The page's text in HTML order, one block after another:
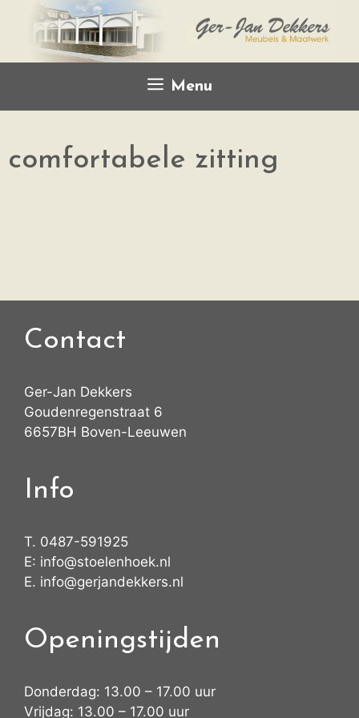
Menu
comfortabele zitting
Contact
Ger-Jan Dekkers
Goudenregenstraat 6
6657BH Boven-Leeuwen
Info
T. 0487-591925
E: info@stoelenhoek.nl
E. info@gerjandekkers.nl
Openingstijden
Donderdag: 13.00 – 17.00 uur
Vrijdag: 13.00 – 17.00 uur